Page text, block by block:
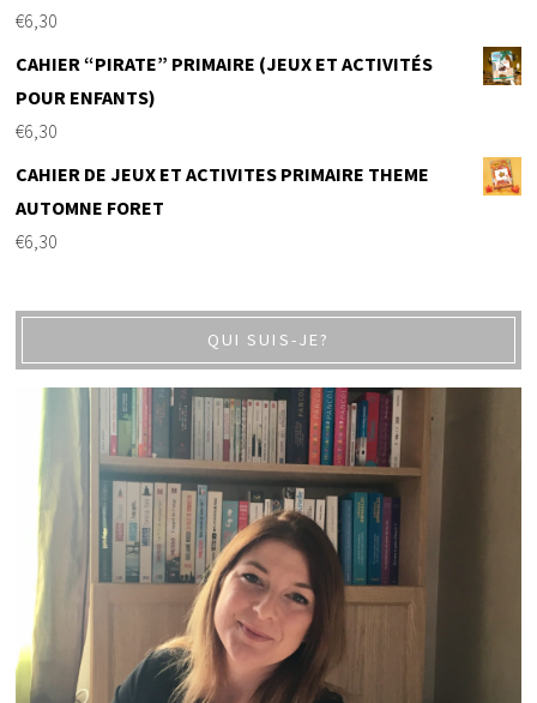
€6,30
CAHIER “PIRATE” PRIMAIRE (JEUX ET ACTIVITÉS
POUR ENFANTS)
€6,30
CAHIER DE JEUX ET ACTIVITES PRIMAIRE THEME
AUTOMNE FORET
€6,30
QUI SUIS-JE?